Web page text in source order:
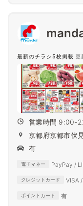
最新のチラシ5枚掲載 更
営業時間 9:00-
京都府京都市伏
有
電子マネー
PayPay /
クレジットカード
VISA
ポイントカード 有